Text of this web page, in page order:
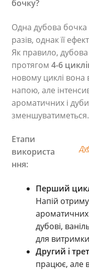
бочку?
Одна дубова бочка
разів, однак її
Як правило,
протягом 4-6
новому циклі
напою, але
ароматичних і
зменшуватиметься.
Етапи
використа
ння:
Перший
Напій
дубові,
для
Другий і
працює, але